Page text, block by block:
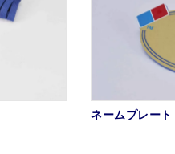
ネームプレート